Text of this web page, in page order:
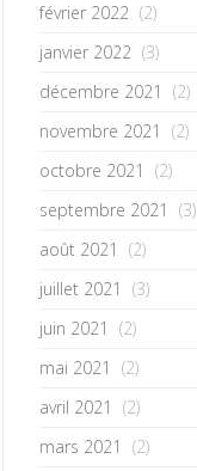
février 2022 (2)
janvier 2022 (3)
décembre 2021
(2)
novembre 2021
(2)
octobre 2021
(2)
septembre 2021
(3)
août 2021
(2)
juillet 2021
(3)
juin 2021
(2)
mai 2021
(2)
avril 2021
(2)
mars 2021
(2)